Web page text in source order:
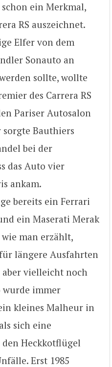
ein Merkmal,
RS auszeichnet.
Elfer von dem
Sonauto an
sollte, wollte
des Carrera RS
Pariser Autosalon
sorgte Bauthiers
bei der
das Auto vier
ankam.
bereits ein Ferrari
ein Maserati Merak
man erzählt,
längere Ausfahrten
vielleicht noch
wurde immer
kleines Malheur in
sich eine
Heckkotflügel
Erst 1985